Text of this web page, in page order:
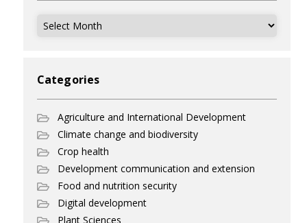
Archives
Categories
Agriculture and International Development
Climate change and biodiversity
Crop health
Development communication and extension
Food and nutrition security
Digital development
Plant Sciences